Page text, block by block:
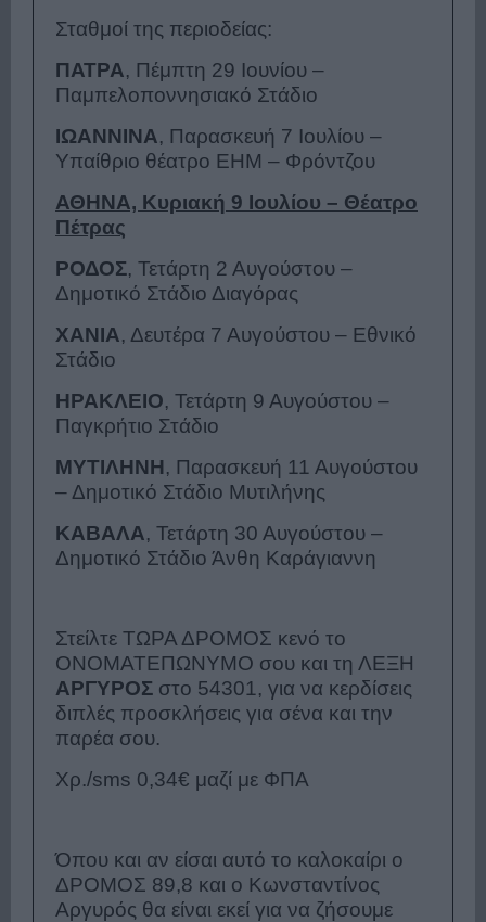
Σταθμοί της περιοδείας:
ΠΑΤΡΑ, Πέμπτη 29 Ιουνίου –
Παμπελοποννησιακό Στάδιο
ΙΩΑΝΝΙΝΑ, Παρασκευή 7 Ιουλίου –
Υπαίθριο θέατρο ΕΗΜ – Φρόντζου
ΑΘΗΝΑ, Κυριακή 9 Ιουλίου – Θέατρο
Πέτρας
ΡΟΔΟΣ, Τετάρτη 2 Αυγούστου –
Δημοτικό Στάδιο Διαγόρας
ΧΑΝΙΑ, Δευτέρα 7 Αυγούστου – Εθνικό
Στάδιο
ΗΡΑΚΛΕΙΟ, Τετάρτη 9 Αυγούστου –
Παγκρήτιο Στάδιο
ΜΥΤΙΛΗΝΗ, Παρασκευή 11 Αυγούστου
– Δημοτικό Στάδιο Μυτιλήνης
ΚΑΒΑΛΑ, Τετάρτη 30 Αυγούστου –
Δημοτικό Στάδιο Άνθη Καράγιαννη
Στείλτε ΤΩΡΑ ΔΡΟΜΟΣ κενό το
ΟΝΟΜΑΤΕΠΩΝΥΜΟ σου και τη ΛΕΞΗ
ΑΡΓΥΡΟΣ στο 54301, για να κερδίσεις
διπλές προσκλήσεις για σένα και την
παρέα σου.
Χρ./sms 0,34€ μαζί με ΦΠΑ
Όπου και αν είσαι αυτό το καλοκαίρι ο
ΔΡΟΜΟΣ 89,8 και ο Κωνσταντίνος
Αργυρός θα είναι εκεί για να ζήσουμε